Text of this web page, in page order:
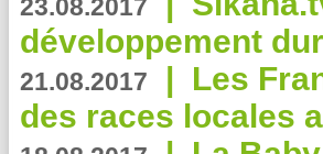
23.08.2017
développement
21.08.2017 | Les
des races locales